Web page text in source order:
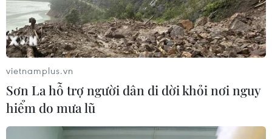
Việt Nam để Singapore cầm hòa trên
sân nhà Mỹ Đình
31/07/2026 15:42
vietnamplus.vn
Sơn La hỗ trợ người dân di dời khỏi nơi nguy
hiểm do mưa lũ